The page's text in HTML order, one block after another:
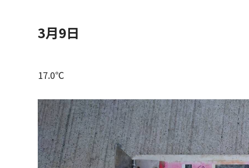
3月9日
17.0℃